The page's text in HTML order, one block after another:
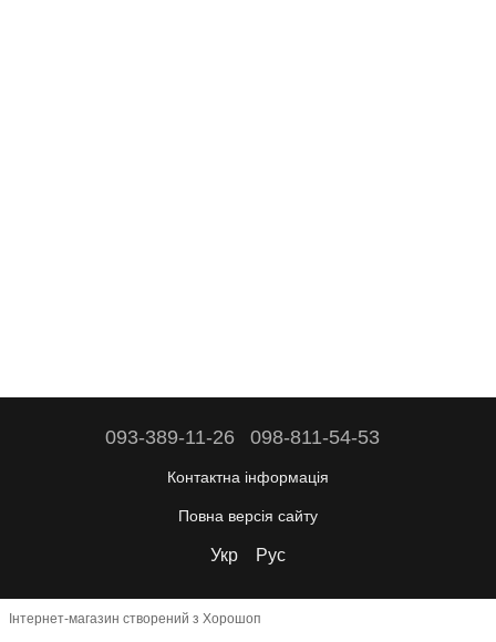
093-389-11-26 098-811-54-53
Контактна інформація
Повна версія сайту
Укр Рус
Інтернет-магазин створений з Хорошоп